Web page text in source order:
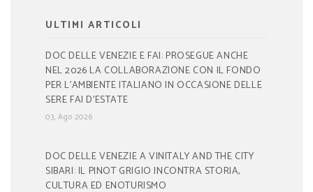
ULTIMI ARTICOLI
DOC DELLE VENEZIE E FAI: PROSEGUE ANCHE
NEL 2026 LA COLLABORAZIONE CON IL FONDO
PER L’AMBIENTE ITALIANO IN OCCASIONE DELLE
SERE FAI D’ESTATE
03, Ago 2026
DOC DELLE VENEZIE A VINITALY AND THE CITY
SIBARI: IL PINOT GRIGIO INCONTRA STORIA,
CULTURA ED ENOTURISMO